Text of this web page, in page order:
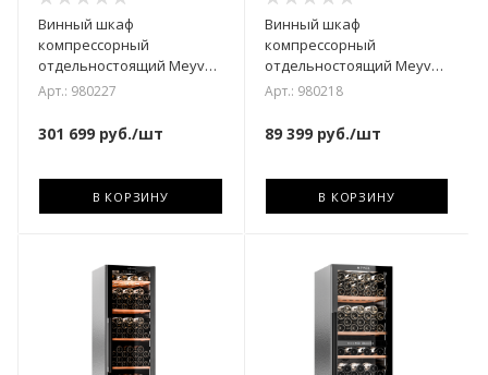
Винный шкаф
компрессорный
отдельностоящий Meyvel
MV77PRO-KBT2
Арт.: 980227
301 699 руб./шт
В КОРЗИНУ
Винный шкаф
компрессорный
отдельностоящий Meyvel
MV126-KBF2
Арт.: 980218
89 399руб./шт
В КОРЗИНУ